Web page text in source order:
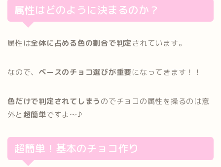
属性はどのように決まるのか？
属性は全体に占める色の割合で判定されています。
なので、 ベースのチョコ選びが重要になってきます！！
色だけで判定されてしまうのでチョコの属性を操るのは意
外と 超簡単ですよ～♪
超簡単！基本のチョコ作り